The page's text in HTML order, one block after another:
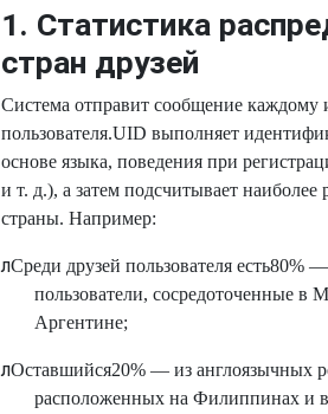
1. Статистика
стран друзей
Система отправит сообщение каждому
пользователя.UID выполняет
основе языка, поведения при
и т. д.), а затем подсчитывает наиболее
страны. Например:
лСреди друзей пользователя есть80% —
пользователи, сосредоточенные в
Аргентине;
лОставшийся20% — из англоязычных
расположенных на Филиппинах